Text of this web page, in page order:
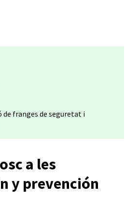
franges de seguretat i
a les
y prevención